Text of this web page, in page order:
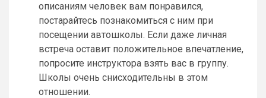
описаниям человек вам понравился,
постарайтесь познакомиться с ним при
посещении автошколы. Если даже личная
встреча оставит положительное впечатление,
попросите инструктора взять вас в группу.
Школы очень снисходительны в этом
отношении.